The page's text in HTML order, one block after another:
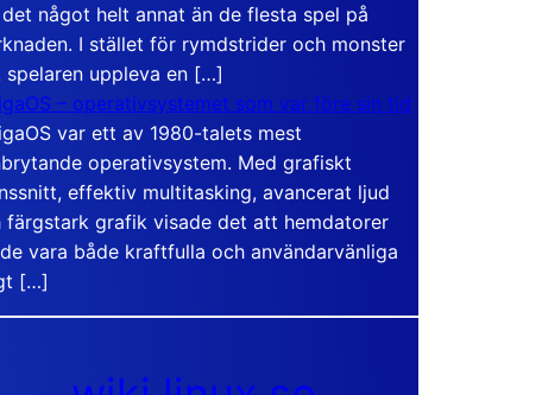
något helt annat än de flesta spel på
I stället för rymdstrider och monster
spelaren uppleva en […]
– operativsystemet som var före sin tid
var ett av 1980-talets mest
operativsystem. Med grafiskt
effektiv multitasking, avancerat ljud
färgstark grafik visade det att hemdatorer
vara både kraftfulla och användarvänliga
[…]